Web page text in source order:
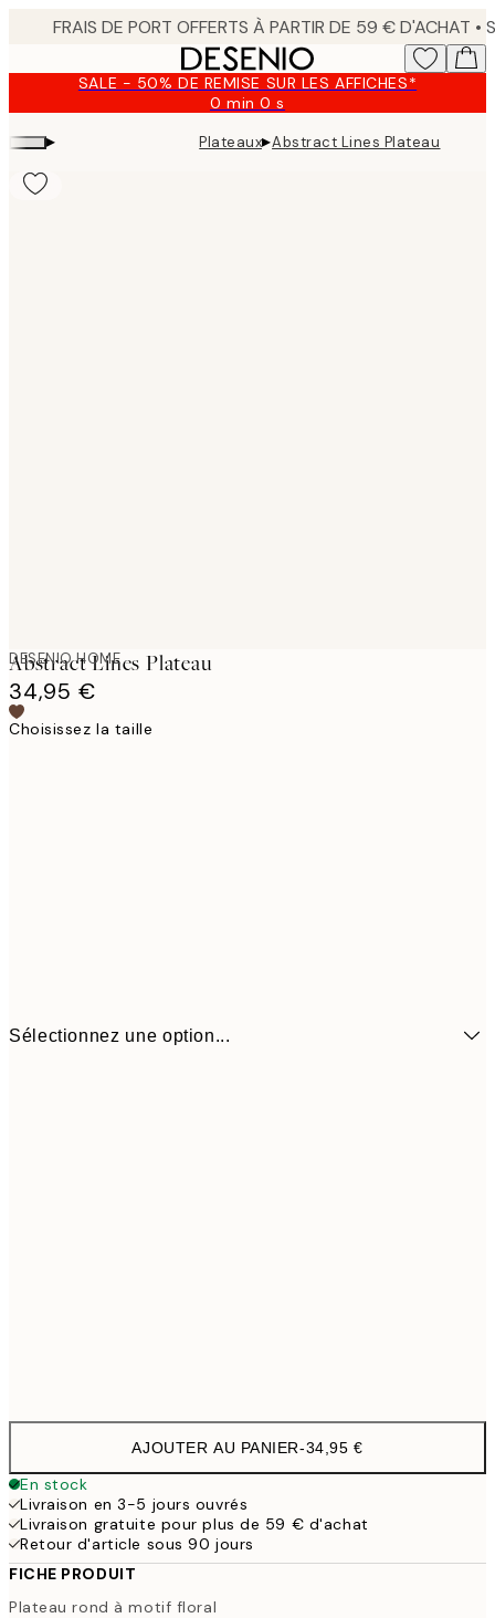
content.SALE - 50% DE REMISE SUR LES AFFICHES*
0 min0 s
Valable
jusqu'au
:
▸ Plateaux▸Abstract Lines Plateau
DESENIO HOME
Abstract Lines Plateau
34,95 €
Choisissez la taille
Sélectionnez une option...
AJOUTER AU PANIER-34,95 €
En stock
Livraison en 3-5 jours ouvrés
Livraison gratuite pour plus de 59 € d'achat
Retour d'article sous 90 jours
FICHE PRODUIT
Plateau rond à motif floral